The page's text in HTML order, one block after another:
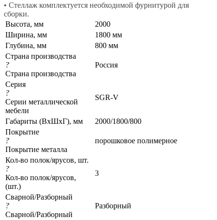
• Стеллаж комплектуется необходимой фурнитурой для
сборки.
Высота, мм
2000
Ширина, мм
1800 мм
Глубина, мм
800 мм
Страна производства
?
Страна производства
Россия
Серия
?
Серии металлической
мебели
SGR-V
Габариты (ВхШхГ), мм
2000/1800/800
Покрытие
?
Покрытие металла
порошковое полимерное
Кол-во полок/ярусов, шт.
?
Кол-во полок/ярусов,
(шт.)
3
Сварной/Разборный
?
Сварной/Разборный
Разборный